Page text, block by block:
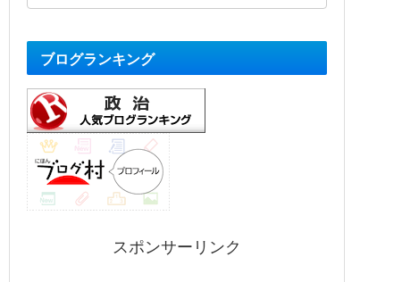
ブログランキング
スポンサーリンク